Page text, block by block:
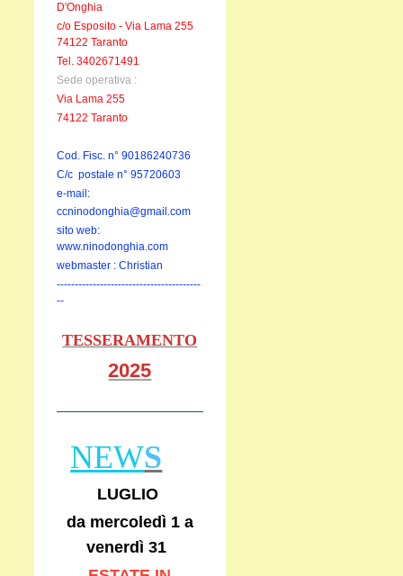
D'Onghia
c/o Esposito - Via Lama 255
74122 Taranto
Tel. 3402671491
Sede operativa :
Via Lama 255
74122 Taranto
Cod. Fisc. n° 90186240736
C/c postale n° 95720603
e-mail:
ccninodonghia@gmail.com
sito web:
www.ninodonghia.com
webmaster : Christian
----------------------------------------
--
TESSERAMENTO
2025
NEWS
LUGLIO
da mercoledì 1 a
venerdì 31